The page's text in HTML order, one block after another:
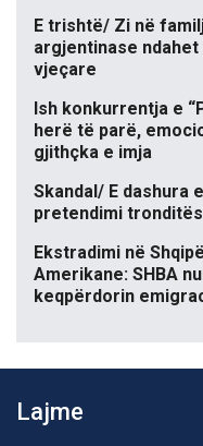
E trishtë/ Zi në
argjentinase
vjeçare
Ish konkurrentja e
herë të parë,
gjithçka e imja
Skandal/ E dashura
pretendimi
Ekstradimi në
Amerikane: SHBA
keqpërdorin
Lajme